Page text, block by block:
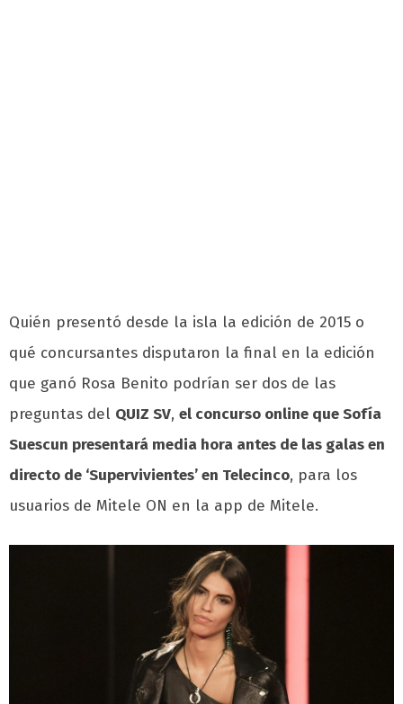
Quién presentó desde la isla la edición de 2015 o
qué concursantes disputaron la final en la edición
que ganó Rosa Benito podrían ser dos de las
preguntas del QUIZ SV, el concurso online que Sofía
Suescun presentará media hora antes de las galas en
directo de ‘Supervivientes’ en Telecinco, para los
usuarios de Mitele ON en la app de Mitele.